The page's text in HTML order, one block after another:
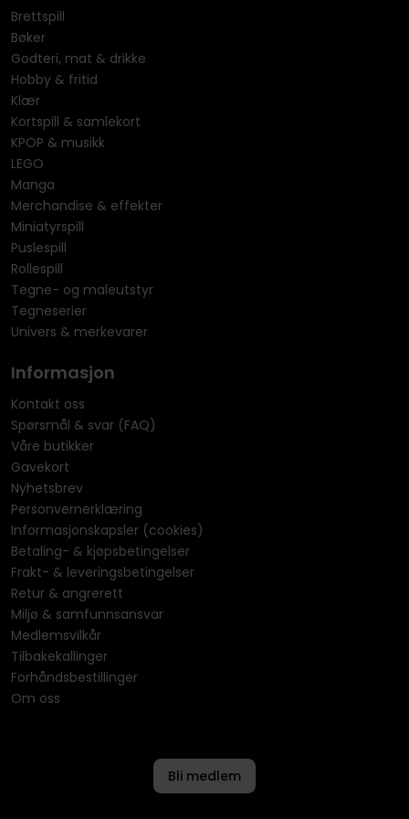
Brettspill
Bøker
Godteri, mat & drikke
Hobby & fritid
Klær
Kortspill & samlekort
KPOP & musikk
LEGO
Manga
Merchandise & effekter
Miniatyrspill
Puslespill
Rollespill
Tegne- og maleutstyr
Tegneserier
Univers & merkevarer
Informasjon
Kontakt oss
Spørsmål & svar (FAQ)
Våre butikker
Gavekort
Nyhetsbrev
Personvernerklæring
Informasjonskapsler (cookies)
Betaling- & kjøpsbetingelser
Frakt- & leveringsbetingelser
Retur & angrerett
Miljø & samfunnsansvar
Medlemsvilkår
Tilbakekallinger
Forhåndsbestillinger
Om oss
Bli medlem